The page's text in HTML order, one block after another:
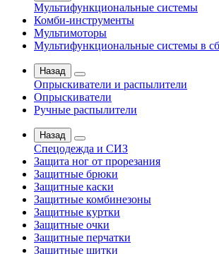
Мультифункциональные системы
Комби-инструменты
Мультимоторы
Мультифункциональные системы в
Назад
Опрыскиватели и распылители
Опрыскиватели
Ручные распылители
Назад
Спецодежда и СИЗ
Защита ног от прорезания
Защитные брюки
Защитные каски
Защитные комбинезоны
Защитные куртки
Защитные очки
Защитные перчатки
Защитные щитки